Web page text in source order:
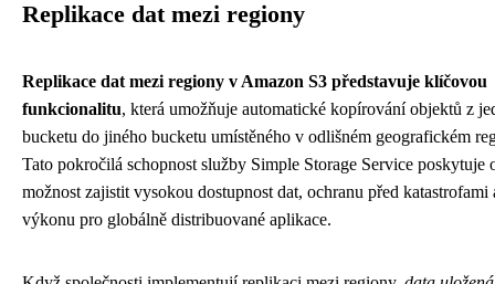
Replikace dat mezi regiony
Replikace dat mezi regiony v Amazon S3 představuje klíčovou
funkcionalitu, která umožňuje automatické kopírování objektů z
bucketu do jiného bucketu umístěného v odlišném geografickém
Tato pokročilá schopnost služby Simple Storage Service poskytuje
možnost zajistit vysokou dostupnost dat, ochranu před katastrofami
výkonu pro globálně distribuované aplikace.